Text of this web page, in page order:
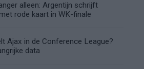
alleen: Argentijn schrijft
rode kaart in WK-finale
Ajax in de Conference League?
data